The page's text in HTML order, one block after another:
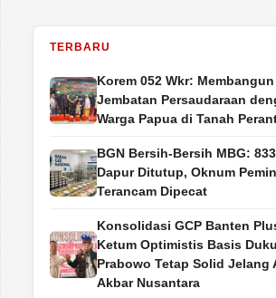
TERBARU
Korem 052 Wkr: Membangun
Jembatan Persaudaraan
Warga Papua di Tanah
BGN Bersih-Bersih MBG: 833
Dapur Ditutup, Oknum
Terancam Dipecat
Konsolidasi GCP Banten
Ketum Optimistis Basis
Prabowo Tetap Solid Jelang
Akbar Nusantara